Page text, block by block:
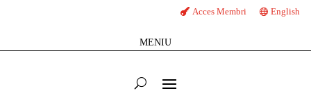
Acces Membri English
MENIU